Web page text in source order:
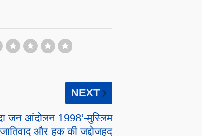
NEXT
जन आंदोलन 1998’-मुस्लिम
और हक की जद्दोजहद